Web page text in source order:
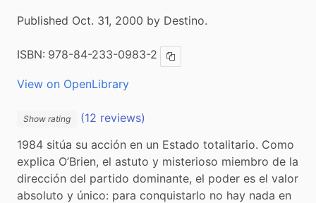
Published Oct. 31, 2000 by Destino.
ISBN: 978-84-233-0983-2 Copy ISBN
View on OpenLibrary
Show rating
(12 reviews)
1984 sitúa su acción en un Estado totalitario. Como
explica O’Brien, el astuto y misterioso miembro de la
dirección del partido dominante, el poder es el valor
absoluto y único: para conquistarlo no hay nada en